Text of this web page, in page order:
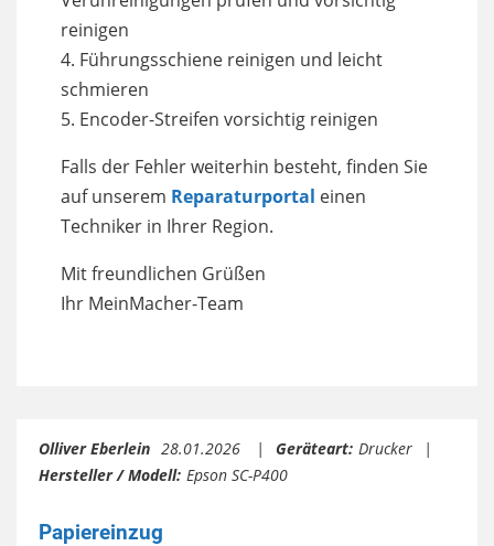
reinigen
4. Führungsschiene reinigen und leicht
schmieren
5. Encoder-Streifen vorsichtig reinigen
Falls der Fehler weiterhin besteht, finden Sie
auf unserem Reparaturportal einen
Techniker in Ihrer Region.
Mit freundlichen Grüßen
Ihr MeinMacher-Team
Olliver Eberlein 28.01.2026 Geräteart: Drucker
Hersteller / Modell: Epson SC-P400
Papiereinzug